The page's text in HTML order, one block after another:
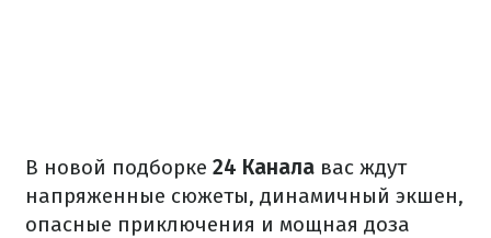
В новой подборке 24 Канала вас ждут
напряженные сюжеты, динамичный экшен,
опасные приключения и мощная доза